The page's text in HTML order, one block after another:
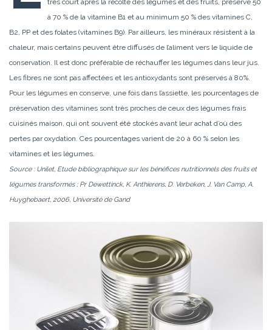
très court après la récolte des légumes et des fruits, préserve 50
à 70 % de la vitamine B1 et au minimum 50 % des vitamines C,
B2, PP et des folates (vitamines B9). Par ailleurs, les minéraux résistent à la
chaleur, mais certains peuvent être diffusés de l’aliment vers le liquide de
conservation. Il est donc préférable de réchauffer les légumes dans leur jus.
Les fibres ne sont pas affectées et les antioxydants sont préservés à 80%.
Pour les légumes en conserve, une fois dans l’assiette, les pourcentages de
préservation des vitamines sont très proches de ceux des légumes frais
cuisinés maison, qui ont souvent été stockés avant leur achat d’où des
pertes par oxydation. Ces pourcentages varient de 20 à 60 % selon les
vitamines et les légumes.
Source : Unilet, Etude bibliographique sur les bénéfices nutritionnels des fruits et
légumes transformés ; Pr Dewettinck, K. Anthierens, D. Verbeken, J. Van Camp, A.
Huyghebaert, 2006, Université de Gand